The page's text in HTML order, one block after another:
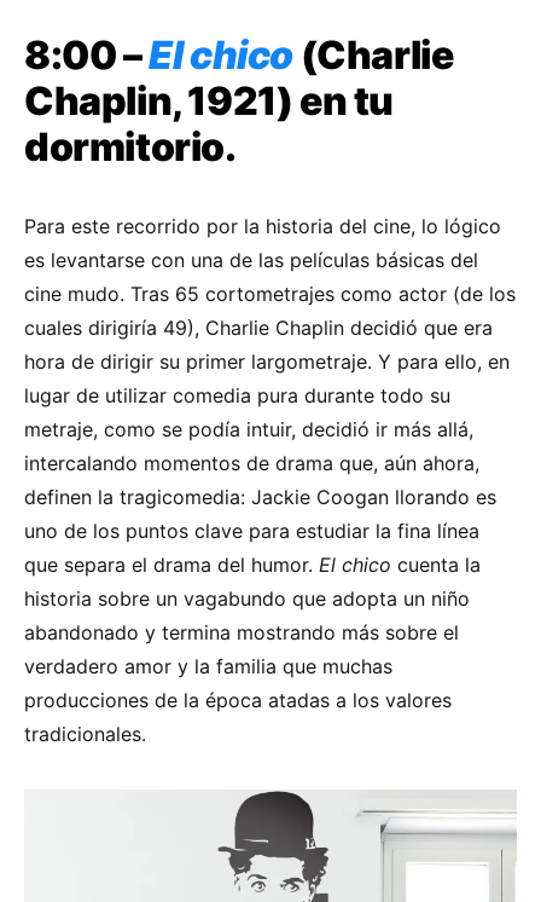
8:00 –El chico (Charlie
Chaplin, 1921) en tu
dormitorio.
Para este recorrido por la historia del cine, lo lógico
es levantarse con una de las películas básicas del
cine mudo. Tras 65 cortometrajes como actor (de los
cuales dirigiría 49), Charlie Chaplin decidió que era
hora de dirigir su primer largometraje. Y para ello, en
lugar de utilizar comedia pura durante todo su
metraje, como se podía intuir, decidió ir más allá,
intercalando momentos de drama que, aún ahora,
definen la tragicomedia: Jackie Coogan llorando es
uno de los puntos clave para estudiar la fina línea
que separa el drama del humor. El chico cuenta la
historia sobre un vagabundo que adopta un niño
abandonado y termina mostrando más sobre el
verdadero amor y la familia que muchas
producciones de la época atadas a los valores
tradicionales.